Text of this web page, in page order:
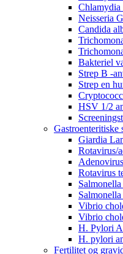
Chlamydia
Neisseria
Candida
Bakteriel
Strep B -
Strep en
HSV 1/2
Gastroenteritiske
Giardia
Rotavirus/
Rotavirus
Salmonella
Vibrio
Vibrio
H. Pylori
H. pylori
Fertilitet og